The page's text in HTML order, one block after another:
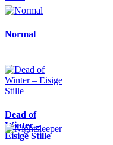
Normal
Dead of
Winter –
Eisige Stille